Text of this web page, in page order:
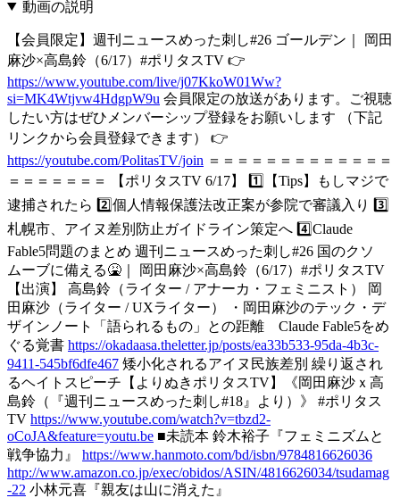
動画の説明
【会員限定】週刊ニュースめった刺し#26 ゴールデン｜ 岡田
麻沙×高島鈴（6/17）#ポリタスTV 👉
https://www.youtube.com/live/j07KkoW01Ww?
si=MK4Wtjvw4HdgpW9u 会員限定の放送があります。ご視聴
したい方はぜひメンバーシップ登録をお願いします （下記
リンクから会員登録できます） 👉
https://youtube.com/PolitasTV/join ＝＝＝＝＝＝＝＝＝＝＝＝＝
＝＝＝＝＝＝＝ 【ポリタスTV 6/17】 1️⃣【Tips】もしマジで
逮捕されたら 2️⃣個人情報保護法改正案が参院で審議入り 3️⃣
札幌市、アイヌ差別防止ガイドライン策定へ 4️⃣Claude
Fable5問題のまとめ 週刊ニュースめった刺し#26 国のクソ
ムーブに備える🤮｜ 岡田麻沙×高島鈴（6/17）#ポリタスTV
【出演】 高島鈴（ライター / アナーカ・フェミニスト） 岡
田麻沙（ライター / UXライター） ・岡田麻沙のテック・デ
ザインノート「語られるもの」との距離 Claude Fable5をめ
ぐる覚書 https://okadaasa.theletter.jp/posts/ea33b533-95da-4b3c-
9411-545bf6dfe467 矮小化されるアイヌ民族差別 繰り返され
るヘイトスピーチ【よりぬきポリタスTV】《岡田麻沙ｘ高
島鈴（『週刊ニュースめった刺し#18』より）》 #ポリタス
TV https://www.youtube.com/watch?v=tbzd2-
oCoJA&feature=youtu.be ■未読本 鈴木裕子『フェミニズムと
戦争協力』 https://www.hanmoto.com/bd/isbn/9784816626036
http://www.amazon.co.jp/exec/obidos/ASIN/4816626034/tsudamag
-22 小林元喜『親友は山に消えた』